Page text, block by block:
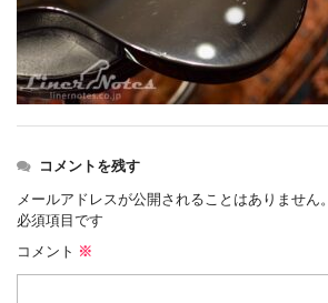
コメントを残す
メールアドレスが公開されることはありません。
必須項目です
コメント ※